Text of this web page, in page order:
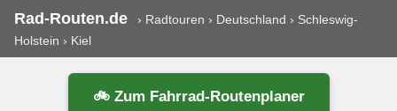
Rad-Routen.de › Radtouren › Deutschland › Schleswig-
Holstein › Kiel
🚲 Zum Fahrrad-Routenplaner